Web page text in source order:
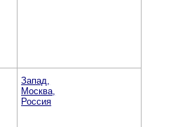
Запад,
Москва,
Россия